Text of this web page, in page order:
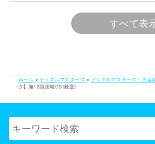
すべて表
ホーム » デュエルマスターズ » デュエルマスターズ - 大会
ク】第12回茨城CS(殿堂)